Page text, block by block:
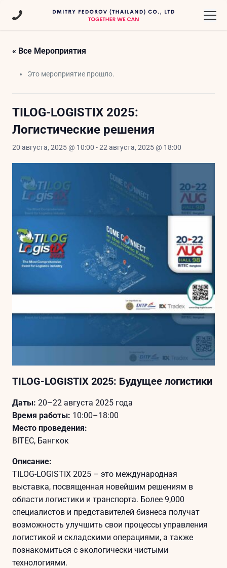
« Все Мероприятия
Это мероприятие прошло.
TILOG-LOGISTIX 2025:
Логистические решения
20 августа, 2025 @ 10:00 -22 августа, 2025 @ 18:00
TILOG-LOGISTIX 2025: Будущее логистики
Даты: 20–22 августа 2025 года
Время работы: 10:00–18:00
Место проведения:
BITEC, Бангкок
Описание:
TILOG-LOGISTIX 2025 – это международная
выставка, посвященная новейшим решениям в
области логистики и транспорта. Более 9,000
специалистов и представителей бизнеса получат
возможность улучшить свои процессы управления
логистикой и складскими операциями, а также
познакомиться с экологически чистыми
технологиями.